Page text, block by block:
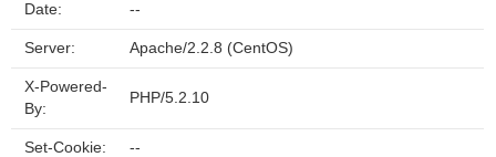
Date: --
Server: Apache/2.2.8 (CentOS)
X-Powered-
By:
PHP/5.2.10
Set-Cookie: --